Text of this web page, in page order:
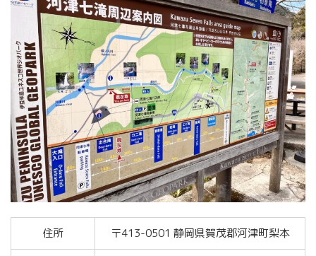
住所 〒413-0501 静岡県賀茂郡河津町梨本